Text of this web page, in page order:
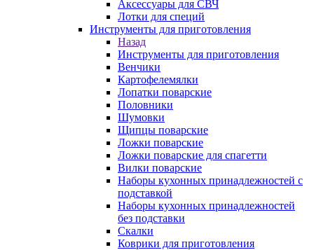
Аксессуары для СВЧ
Лотки для специй
Инструменты для приготовления
Назад
Инструменты для приготовления
Венчики
Картофелемялки
Лопатки поварские
Половники
Шумовки
Щипцы поварские
Ложки поварские
Ложки поварские для спагетти
Вилки поварские
Наборы кухонных принадлежностей с
подставкой
Наборы кухонных принадлежностей
без подставки
Скалки
Коврики для приготовления